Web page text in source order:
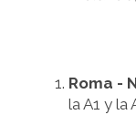
Roma -
la A1 y la